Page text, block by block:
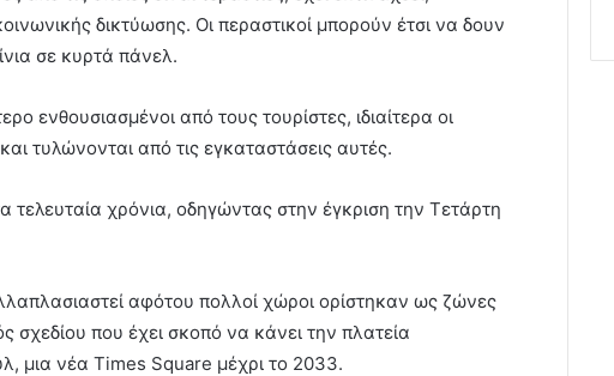
δικτύωσης. Οι περαστικοί μπορούν έτσι να δουν
σε κυρτά πάνελ.
ενθουσιασμένοι από τους τουρίστες, ιδιαίτερα οι
τυλώνονται από τις εγκαταστάσεις αυτές.
τελευταία χρόνια, οδηγώντας στην έγκριση την Τετάρτη
αφότου πολλοί χώροι ορίστηκαν ως ζώνες
σχεδίου που έχει σκοπό να κάνει την πλατεία
μια νέα Times Square μέχρι το 2033.